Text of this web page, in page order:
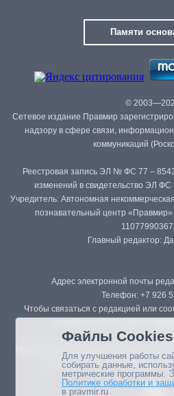
Памяти
©
Сетевое издание Правмир
надзору в сфере связи,
коммуникаций
Реестровая запись ЭЛ № ФС 77 –
изменений в свидетельство ЭЛ ФС
Учредитель: Автономная
познавательный центр
Главный редактор:
Адрес электронной почты
Телефон: +7 926
Чтобы связаться с редакцией или
Републикация материалов сайта в
возможна только с
Файлы Cookies
Для улучшения работы
собирать данные,
метрические программы.
Политике обработки и
в pravmir.ru